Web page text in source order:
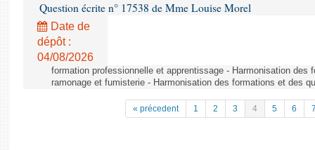
Question écrite n° 17538 de Mme Louise Morel
Date de
dépôt :
04/08/2026
formation professionnelle et apprentissage - Harmonisation des
ramonage et fumisterie - Harmonisation des formations et des
« précedent 1 2 3 4 5 6